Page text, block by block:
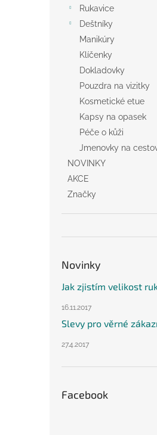
Rukavice
Deštníky
Manikúry
Klíčenky
Dokladovky
Pouzdra na vizitky
Kosmetické etue
Kapsy na opasek
Péče o kůži
Jmenovky na
NOVINKY
AKCE
Značky
Novinky
Jak zjistím velikost
16.11.2017
Slevy pro věrné
27.4.2017
Facebook